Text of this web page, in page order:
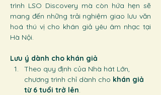
trình LSO Discovery mà còn hứa hẹn sẽ
mang đến những trải nghiệm giao lưu văn
hoá thú vị cho khán giả yêu âm nhạc tại
Hà Nội.
Lưu ý dành cho khán giả
Theo quy định của Nhà hát Lớn,
chương trình chỉ dành cho khán giả
từ 6 tuổi trở lên.